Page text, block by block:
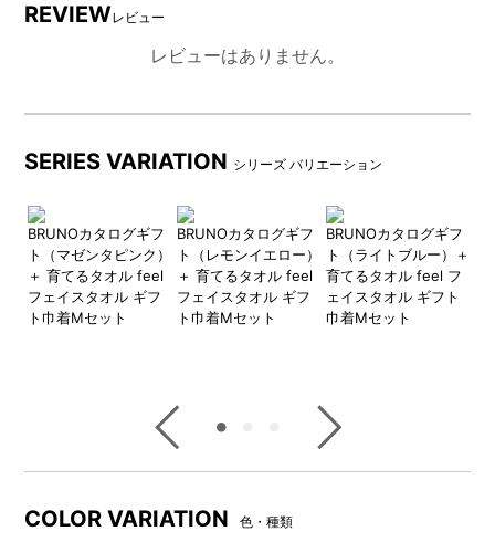
そんな時におすすめしたい、育てるタオル feel （ショ
時間を重ねた分だけ、使い心地の良さが増していく上質
大切な方への贈り物にぴったりのアイテムです。
着にお入れし、1つにまとめてお届けいたします。
育てるタオル feel （フェイスタオル）詳細はこちら＞
＞
BRUNO直営店限定オリジナル巾着ラッピング
セット商品をBRUNOのロゴが入った巾着にお入れして
トを受け取った後もご活用いただけます。
REVIEWレビュー
レビューはありません。
SERIES VARIATION シリーズ バリエーション
BRUNOカタログギフ
ト（マゼンタピンク）
＋ 育てるタオル feel
フェイスタオル ギフ
ト巾着Mセット
BRUNOカタログギフ
ト（レモンイエロー）
＋ 育てるタオル feel
フェイスタオル ギフ
ト巾着Mセット
BRUNOカタログギフ
ト（ライトブルー）＋
育てるタオル feel フ
ェイスタオル ギフト
巾着Mセット
COLOR VARIATION 色・種類